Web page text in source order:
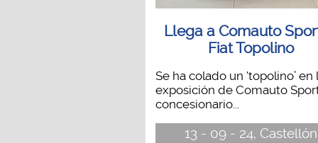
Llega a Comauto
Fiat Topolino
Se ha colado un ‘topolino’ en
exposición de Comauto
concesionario...
13 - 09 - 24, Castellón